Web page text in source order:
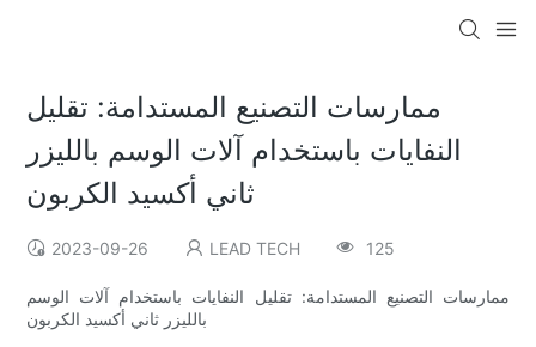
ممارسات التصنيع المستدامة: تقليل
النفايات باستخدام آلات الوسم بالليزر
ثاني أكسيد الكربون
2023-09-26 LEAD TECH 125
ممارسات التصنيع المستدامة: تقليل النفايات باستخدام آلات الوسم
بالليزر ثاني أكسيد الكربون